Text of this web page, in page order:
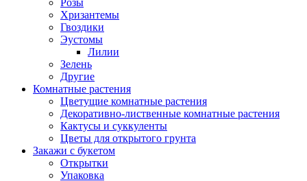
Розы
Хризантемы
Гвоздики
Эустомы
Лилии
Зелень
Другие
Комнатные растения
Цветущие комнатные растения
Декоративно-лиственные комнатные растения
Кактусы и суккуленты
Цветы для открытого грунта
Закажи с букетом
Открытки
Упаковка